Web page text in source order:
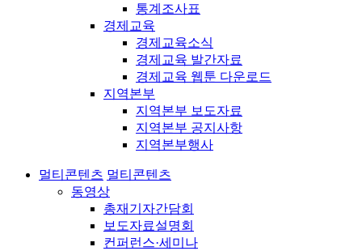
통계조사표
경제교육
경제교육소식
경제교육 발간자료
경제교육 웹툰 다운로드
지역본부
지역본부 보도자료
지역본부 공지사항
지역본부행사
멀티콘텐츠 멀티콘텐츠
동영상
총재기자간담회
보도자료설명회
컨퍼런스·세미나